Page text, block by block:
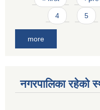
4 5
more
नगरपालिका रहेको